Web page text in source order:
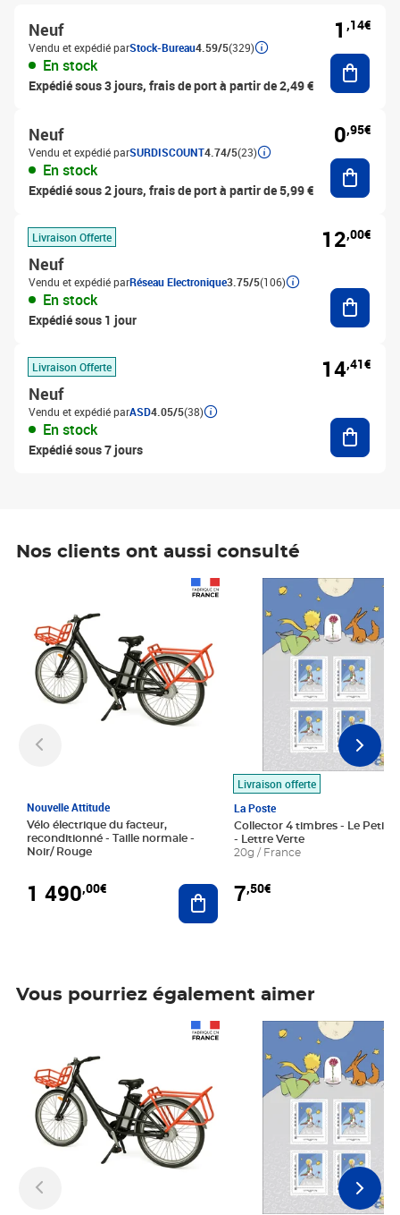
Neuf
Vendu et expédié parStock-Bureau4.59/5(329)
En stock
Expédié sous 3 jours, frais de port à partir de 2,49 €
1 ,14€
Neuf
Vendu et expédié parSURDISCOUNT4.74/5(23)
En stock
Expédié sous 2 jours, frais de port à partir de 5,99 €
0,95€
Livraison Offerte
Neuf
Vendu et expédié parRéseau Electronique3.75/5(106)
En stock
Expédié sous 1 jour
12,00€
Livraison Offerte
Neuf
Vendu et expédié parASD4.05/5(38)
En stock
Expédié sous 7 jours
14,41€
Nos clients ont aussi consulté
Nouvelle Attitude
Vélo électrique du facteur,
reconditionné - Taille normale -
Noir/ Rouge
1 490,00€ Ajouter au panier
Livraison offerte
La Poste
Collector 4 timbres - Le Petit
- Lettre Verte
20g / France
7,50€
Prix 7,50€
Vous pourriez également aimer
Prix 7,50€